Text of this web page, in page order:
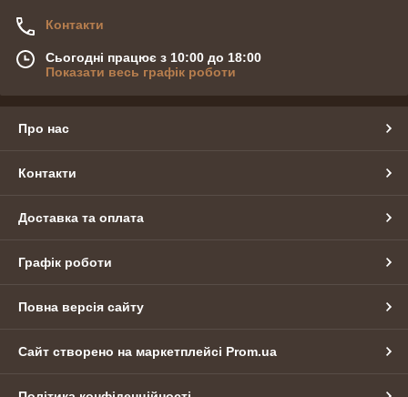
Контакти
Сьогодні працює з 10:00 до 18:00
Показати весь графік роботи
Про нас
Контакти
Доставка та оплата
Графік роботи
Повна версія сайту
Сайт створено на маркетплейсі Prom.ua